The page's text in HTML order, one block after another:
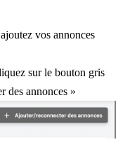
vos annonces
sur le bouton gris
des annonces »